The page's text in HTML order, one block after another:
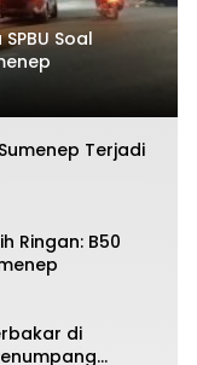
Soal
Terjadi
Ringan: B50
di